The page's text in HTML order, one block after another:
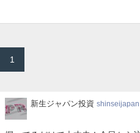
1
新
新生ジャパン投資 shinseijapan